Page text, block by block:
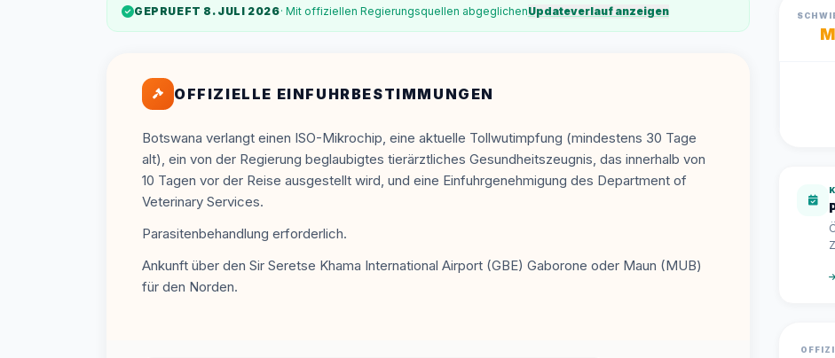
GEPRUEFT 8. JULI 2026· Mit offiziellen Regierungsquellen abgeglichenUpdateverlauf anzeigen
OFFIZIELLE EINFUHRBESTIMMUNGEN
Botswana verlangt einen ISO-Mikrochip, eine aktuelle Tollwutimpfung (mindestens 30 Tage
alt), ein von der Regierung beglaubigtes tierärztliches Gesundheitszeugnis, das innerhalb von
10 Tagen vor der Reise ausgestellt wird, und eine Einfuhrgenehmigung des Department of
Veterinary Services.
Parasitenbehandlung erforderlich.
Ankunft über den Sir Seretse Khama International Airport (GBE) Gaborone oder Maun (MUB)
für den Norden.